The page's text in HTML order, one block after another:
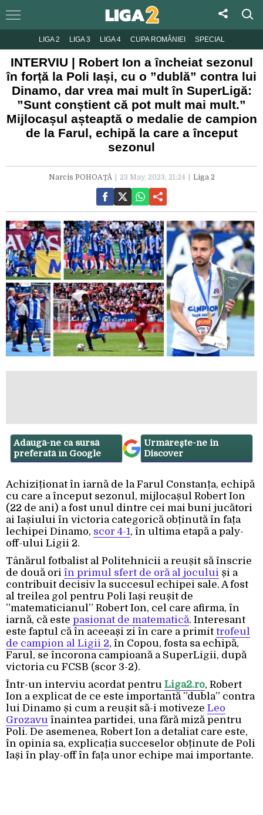
LIGA 2 LIGA 3 LIGA 4 CUPA ROMÂNIEI SPECIAL
INTERVIU | Robert Ion a încheiat sezonul
în forță la Poli Iași, cu o ”dublă” contra lui
Dinamo, dar vrea mai mult în SuperLigă:
”Sunt conștient că pot mult mai mult.”
Mijlocașul așteaptă o medalie de campion
de la Farul, echipă la care a început
sezonul
Narcis POHOAȚĂ 23 May. 2023, 21:24 Liga 2
Adaugă-ne ca sursă
preferată în Google
Urmărește-ne in
Discover
Achiziționat în iarnă de la Farul Constanța, echipă
cu care a început sezonul, mijlocașul Robert Ion
(22 de ani) a fost unul dintre cei mai buni jucători
ai Iașiului în victoria categorică obținută în fața
lechipei Dinamo, scor 4-1, în ultima etapă a paly-
off-ului Ligii 2.
Tânărul fotbalist al Politehnicii a reușit să înscrie
de două ori în primul sfert de oră al jocului și a
contribuit decisiv la succesul echipei sale. A fost
al treilea gol pentru Poli Iași reușit de
”matematicianul” Robert Ion, cel care afirma, în
iarnă, că este pasionat de matematică. Interesant
este faptul că în aceeași zi în care a primit trofeul
de campion al Ligii 2, în Copou, fosta sa echipă,
Farul, se încorona campioană a SuperLigii, după
victoria cu FCSB (scor 3-2).
Într-un interviu acordat pentru Liga2.ro, Robert
Ion a explicat de ce este importantă ”dubla” contra
lui Dinamo și cum a reușit să-i motiveze Leo
Grozavu înaintea partidei, una fără miză pentru
Poli. De asemenea, Robert Ion a detaliat care este,
în opinia sa, explicația succeselor obținute de Poli
Iași în play-off în fața unor echipe mai importante.